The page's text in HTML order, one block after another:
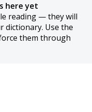
here yet
reading — they will
dictionary. Use the
them through